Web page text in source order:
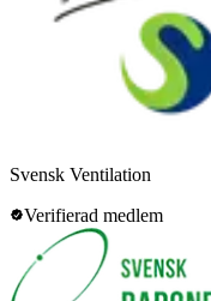
Svensk Ventilation
Verifierad medlem